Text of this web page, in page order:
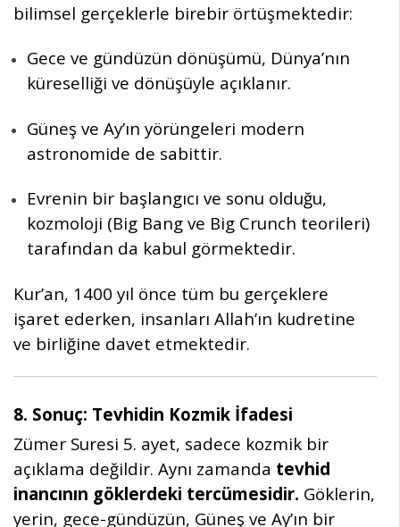
bilimsel gerçeklerle birebir örtüşmektedir:
Gece ve gündüzün dönüşümü, Dünya’nın
küreselliği ve dönüşüyle açıklanır.
Güneş ve Ay’ın yörüngeleri modern
astronomide de sabittir.
Evrenin bir başlangıcı ve sonu olduğu,
kozmoloji (Big Bang ve Big Crunch teorileri)
tarafından da kabul görmektedir.
Kur’an, 1400 yıl önce tüm bu gerçeklere
işaret ederken, insanları Allah’ın kudretine
ve birliğine davet etmektedir.
8. Sonuç: Tevhidin Kozmik İfadesi
Zümer Suresi 5. ayet, sadece kozmik bir
açıklama değildir. Aynı zamanda tevhid
inancının göklerdeki tercümesidir. Göklerin,
yerin, gece-gündüzün, Güneş ve Ay’ın bir